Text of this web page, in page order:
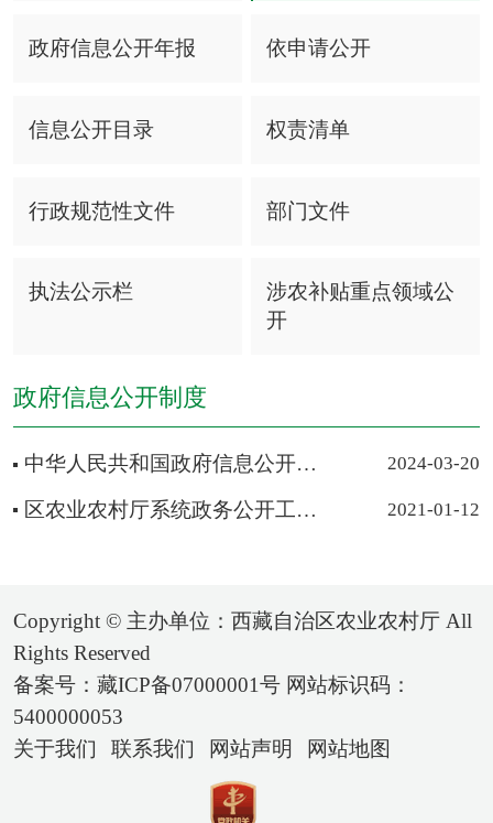
政府信息公开年报 依申请公开
信息公开目录 权责清单
行政规范性文件 部门文件
执法公示栏
涉农补贴重点领域公
开
政府信息公开制度
中华人民共和国政府信息公开条例 2024-03-20
区农业农村厅系统政务公开工作领导小组 2021-01-12
Copyright © 主办单位：西藏自治区农业农村厅 All
Rights Reserved
备案号：藏ICP备07000001号 网站标识码：
5400000053
关于我们
联系我们 网站声明 网站地图